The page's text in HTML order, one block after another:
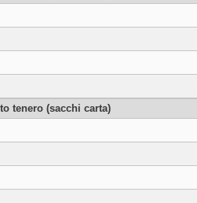
tenero (sacchi carta)